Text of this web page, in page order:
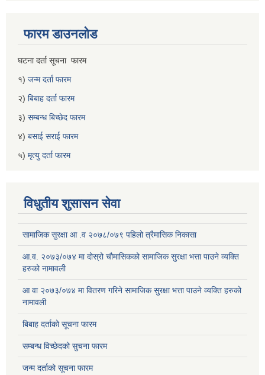
फारम डाउनलोड
घटना दर्ता सूचना फारम
१) जन्म दर्ता फारम
२) बिबाह दर्ता फारम
३) सम्बन्ध बिच्छेद फारम
४) बसाई सराई फारम
५) मृत्यु दर्ता फारम
विधुतीय शुसासन सेवा
सामाजिक सुरक्षा आ .व २०७८/०७९ पहिलो त्रैमासिक निकासा
आ.व. २०७३/०७४ मा दोस्रो चौमासिकको सामाजिक सुरक्षा भत्ता पाउने व्यक्ति
हरुको नामावली
आ वा २०७३/०७४ मा वितरण गरिने सामाजिक सुरक्षा भत्ता पाउने व्यक्ति हरुको
नामावली
बिबाह दर्ताको सूचना फारम
सम्बन्ध विच्छेदको सुचना फारम
जन्म दर्ताको सूचना फारम